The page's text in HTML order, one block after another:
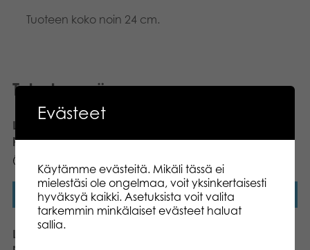
Tuoteen koko noin 24 cm.
Tutustu myös
Lumo Stars Yllätyspurkki
pehmolelu
12,99Pistettä
Lisää ostoskoriin
pehmolelu 35 cm
13,79
14 Pistettä
Lisää ostoskoriin
Lumo Stars Koripallo
Evästeet
Käytämme evästeitä. Mikäli tässä ei
mielestäsi ole ongelmaa, voit yksinkertaisesti
hyväksyä kaikki. Asetuksista voit valita
tarkemmin minkälaiset evästeet haluat
sallia.